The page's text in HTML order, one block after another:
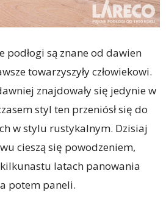
podłogi są znane od dawien
towarzyszyły człowiekowi.
znajdowały się jedynie w
styl ten przeniósł się do
w stylu rustykalnym. Dzisiaj
cieszą się powodzeniem,
kilkunastu latach panowania
potem paneli.